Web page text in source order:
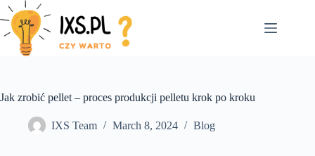
Skip
to
content
Jak zrobić pellet – proces produkcji pelletu krok po kroku
IXS Team March 8, 2024 Blog